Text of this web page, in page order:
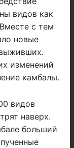
видов как
с тем
новые
изменений
камбалы.
видов
наверх.
больший